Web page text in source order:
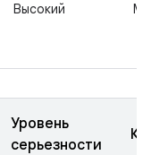
Высокий
Уровень
серьезности